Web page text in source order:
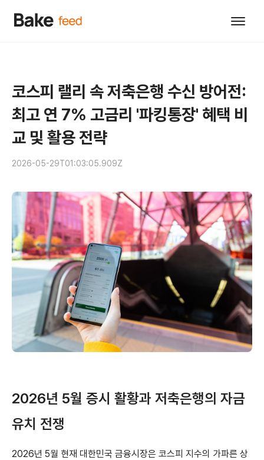
코스피 랠리 속 저축은행 수신 방어전:
최고 연 7% 고금리 '파킹통장' 혜택 비
교 및 활용 전략
2026-05-29T01:03:05.909Z
2026년 5월 증시 활황과 저축은행의 자금
유치 전쟁
2026년 5월 현재 대한민국 금융시장은 코스피 지수의 가파른 상